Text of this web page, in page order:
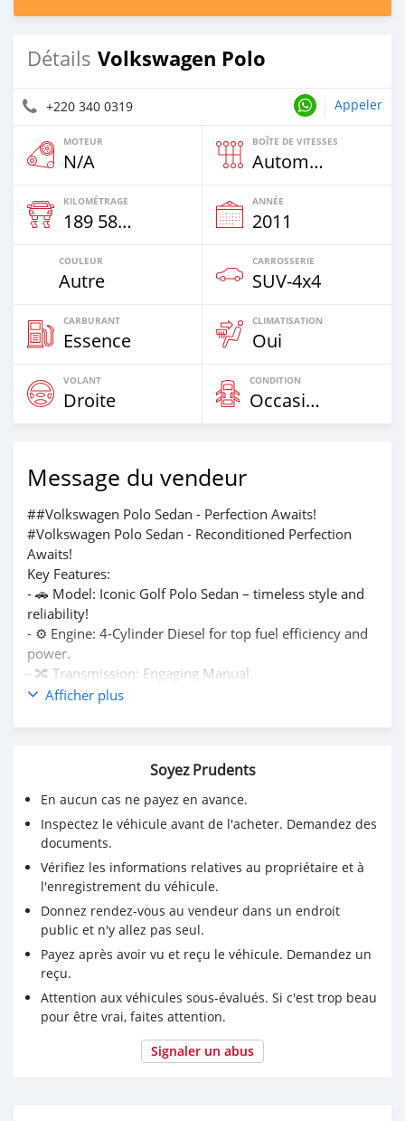
Détails Volkswagen Polo
+220 340 0319 Appeler
MOTEUR
N/A
BOÎTE DE VITESSES
Automatique
KILOMÉTRAGE
189 586 Km
ANNÉE
2011
COULEUR
Autre
CARROSSERIE
SUV‒4x4
CARBURANT
Essence
CLIMATISATION
Oui
VOLANT
Droite
CONDITION
Occasion
Message du vendeur
##Volkswagen Polo Sedan - Perfection Awaits!
#Volkswagen Polo Sedan - Reconditioned Perfection
Awaits!
Key Features:
- 🚗 Model: Iconic Golf Polo Sedan – timeless style and
reliability!
- ⚙️ Engine: 4-Cylinder Diesel for top fuel efficiency and
power.
- 🔀 Transmission: Engaging Manual.
- ❄️ AC: Full system for cool comfort anytime.
Highlights:
- 🛡️ Essentials: Chilled AC, airbags, power windows.
- 🛋️ Spacious interior with smooth, enjoyable ride.
💰 Grab this reliable Volkswagen Polo for just D350,000
– efficiency, comfort, and value in one! Test drive for
serious customers only.
📞 Contact: +220 3400319 (Direct Call) / 241 8208
(WhatsApp Business)
#Volkswagen #Reconditioned #SedanPolo
Afficher plus
Soyez Prudents
En aucun cas ne payez en avance.
Inspectez le véhicule avant de l'acheter. Demandez des
documents.
Vérifiez les informations relatives au propriétaire et à
l'enregistrement du véhicule.
Donnez rendez-vous au vendeur dans un endroit
public et n'y allez pas seul.
Payez après avoir vu et reçu le véhicule. Demandez un
reçu.
Attention aux véhicules sous-évalués. Si c'est trop beau
pour être vrai, faites attention.
Signaler un abus